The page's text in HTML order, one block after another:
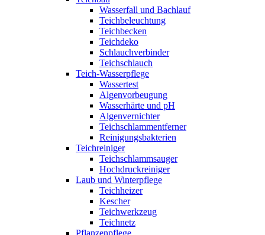
Wasserfall und Bachlauf
Teichbeleuchtung
Teichbecken
Teichdeko
Schlauchverbinder
Teichschlauch
Teich-Wasserpflege
Wassertest
Algenvorbeugung
Wasserhärte und pH
Algenvernichter
Teichschlammentferner
Reinigungsbakterien
Teichreiniger
Teichschlammsauger
Hochdruckreiniger
Laub und Winterpflege
Teichheizer
Kescher
Teichwerkzeug
Teichnetz
Pflanzenpflege